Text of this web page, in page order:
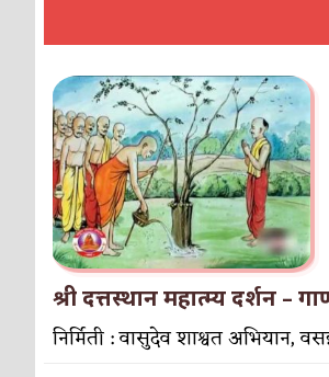
श्री दत्तस्थान महात्म्य दर्शन –
निर्मिती : वासुदेव शाश्वत अभियान,